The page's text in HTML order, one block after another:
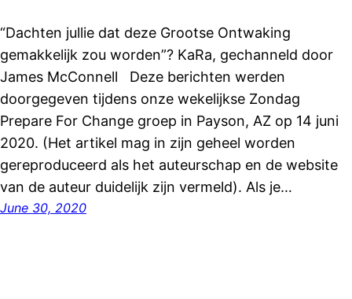
“Dachten jullie dat deze Grootse Ontwaking
gemakkelijk zou worden”? KaRa, gechanneld door
James McConnell Deze berichten werden
doorgegeven tijdens onze wekelijkse Zondag
Prepare For Change groep in Payson, AZ op 14 juni
2020. (Het artikel mag in zijn geheel worden
gereproduceerd als het auteurschap en de website
van de auteur duidelijk zijn vermeld). Als je…
June 30, 2020